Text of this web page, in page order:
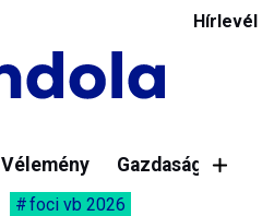
Hírlevél
Vélemény Gazdaság
foci vb 2026